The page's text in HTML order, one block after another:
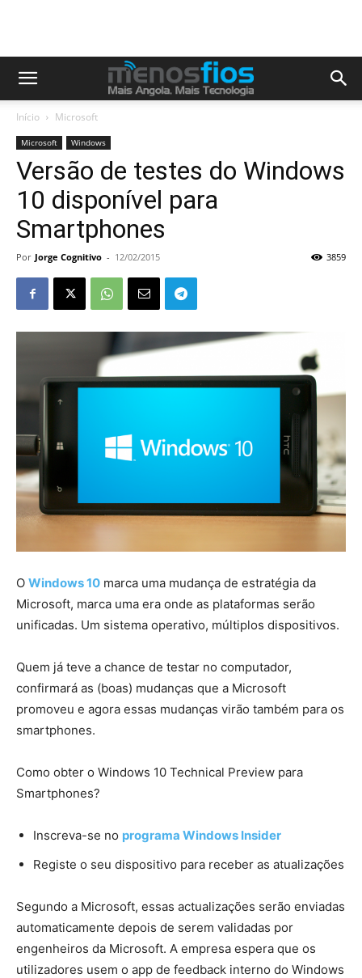
Início Microsoft
Microsoft Windows
Versão de testes do Windows
10 disponível para
Smartphones
Por Jorge Cognitivo - 12/02/2015 3859
O Windows 10 marca uma mudança de estratégia da
Microsoft, marca uma era onde as plataformas serão
unificadas. Um sistema operativo, múltiplos dispositivos.
Quem já teve a chance de testar no computador,
confirmará as (boas) mudanças que a Microsoft
promoveu e agora essas mudanças virão também para os
smartphones.
Como obter o Windows 10 Technical Preview para
Smartphones?
Inscreva-se no programa Windows Insider
Registe o seu dispositivo para receber as atualizações
Segundo a Microsoft, essas actualizações serão enviadas
automaticamente depois de serem validadas por
engenheiros da Microsoft. A empresa espera que os
utilizadores usem o app de feedback interno do Windows